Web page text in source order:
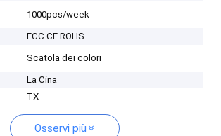
1000pcs/week
FCC CE ROHS
Scatola dei colori
La Cina
TX
Osservi più